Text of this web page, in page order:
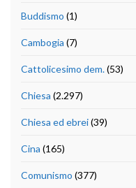
Buddismo (1)
Cambogia (7)
Cattolicesimo dem.(53)
Chiesa (2.297)
Chiesa ed ebrei(39)
Cina (165)
Comunismo (377)